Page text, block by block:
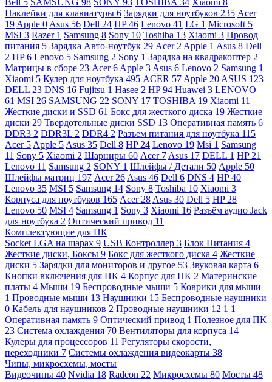
Наклейки для клавиатуры 6 Зарядки для ноутбуков 235 Acer
19 Apple 0 Asus 56 Dell 24 HP46 Lenovo 41 LG 1 Microsoft 5
MSI 3 Razer 1 Samsung 8 Sony 10 Toshiba 13 Xiaomi 3 Провод
питания 5 Зарядка Авто-ноутбук 29 Acer 2 Apple 1 Asus 8 Dell
2 HP6 Lenovo 5 Samsung 2 Sony 1 Зарядка на квадракоптер 2
Матрицы в сборе 23 Acer6 Apple 3 Asus 6 Lenovo 2 Samsung 1
Xiaomi 5 Кулер для ноутбука 495 ACER 57 Apple 20 ASUS 123
DELL 23 DNS 16 Fujitsu 1 Hasee 2 HP94 Huawei 3 LENOVO
61 MSI 26 SAMSUNG 22 SONY 17 TOSHIBA 19 Xiaomi 11
Жесткие диски и SSD 61 Бокс для жесткого диска 19 Жесткие
диски 29 Твердотельные диски SSD 13 Оперативная память 6
DDR3 2 DDR3L 2 DDR4 2 Разъем питания для ноутбука 115
Acer 5 Apple 5 Asus 35 Dell 8 HP 24 Lenovo 19 Msi 1 Samsung
11 Sony 5 Xiaomi 2 Шарниры 60 Acer 7 Asus 17 DELL 1 HP 21
Lenovo 11 Samsung 2 SONY 1 Шлейфы / Детали 50 Apple 50
Шлейфы матриц 197 Acer 26 Asus 46 Dell 6 DNS 4 HP40
Lenovo 35 MSI 5 Samsung 14 Sony 8 Toshiba 10 Xiaomi 3
Корпуса для ноутбуков 165 Acer 28 Asus 30 Dell 5 HP 28
Lenovo 50 MSI 4 Samsung 1 Sony 3 Xiaomi 16 Разъём аудио Jack
для ноутбука 2 Оптический привод 11
Комплектующие для ПК
Socket LGA на шарах 9 USB Контроллер 3 Блок Питания 4
Жесткие диски, Боксы 9 Бокс для жесткого диска 4 Жесткие
диски 5 Зарядки для мониторов и другое 53 Звуковая карта 6
Кнопки включения для ПК 4 Корпус для ПК 2 Материнские
платы 4 Мыши 19 Беспроводные мыши 5 Коврики для мыши
1 Проводные мыши 13 Наушники 15 Беспроводные наушники
0 Кабель для наушников 2 Проводные наушники 12 1 1
Оперативная память 9 Оптический привод 1 Полезное для ПК
23 Система охлаждения 70 Вентиляторы для корпуса 14
Кулеры для процессоров 11 Регуляторы скорости,
переходники 7 Системы охлаждения видеокарты 38
Чипы, микросхемы, мосты
Видеочипы 40 Nvidia 18 Radeon 22 Микросхемы 80 Мосты 48